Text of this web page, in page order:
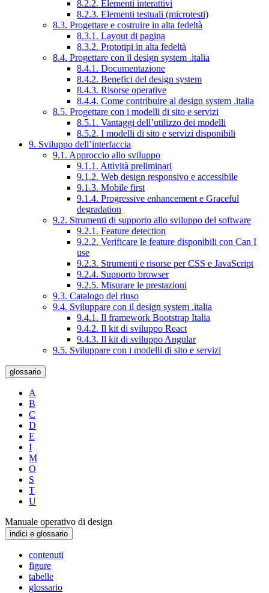
8.2.2. Elementi interattivi
8.2.3. Elementi testuali (microtesti)
8.3. Progettare e costruire in alta fedeltà
8.3.1. Layout di pagina
8.3.2. Prototipi in alta fedeltà
8.4. Progettare con il design system .italia
8.4.1. Documentazione
8.4.2. Benefici del design system
8.4.3. Risorse operative
8.4.4. Come contribuire al design system .italia
8.5. Progettare con i modelli di sito e servizi
8.5.1. Vantaggi dell’utilizzo dei modelli
8.5.2. I modelli di sito e servizi disponibili
9. Sviluppo dell’interfaccia
9.1. Approccio allo sviluppo
9.1.1. Attività preliminari
9.1.2. Web design responsivo e accessibile
9.1.3. Mobile first
9.1.4. Progressive enhancement e Graceful
degradation
9.2. Strumenti di supporto allo sviluppo del software
9.2.1. Feature detection
9.2.2. Verificare le feature disponibili con Can I
use
9.2.3. Strumenti e risorse per CSS e JavaScript
9.2.4. Supporto browser
9.2.5. Misurare le prestazioni
9.3. Catalogo del riuso
9.4. Sviluppare con il design system .italia
9.4.1. Il framework Bootstrap Italia
9.4.2. Il kit di sviluppo React
9.4.3. Il kit di sviluppo Angular
9.5. Sviluppare con i modelli di sito e servizi
glossario
A
B
C
D
E
I
M
O
S
T
U
Manuale operativo di design
indici e glossario
contenuti
figure
tabelle
glossario